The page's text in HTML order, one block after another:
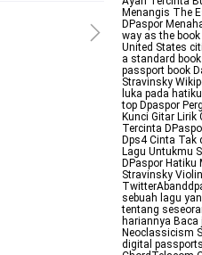
Menangis The
DPaspor
way as the
United States
a standard
passport book
Stravinsky
luka pada
top Dpaspor
Kunci Gitar Lirik
Tercinta
Dps4 Cinta Tak
Lagu Untukmu
DPaspor
Stravinsky
sebuah lagu
tentang
hariannya Baca
Neoclassicism
digital